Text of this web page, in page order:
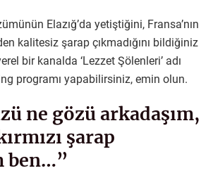
Elazığ’da yetiştiğini, Fransa’nın
kalitesiz şarap çıkmadığını bildiğiniz
bir kanalda ‘Lezzet Şölenleri’ adı
programı yapabilirsiniz, emin olun.
ne gözü arkadaşım,
şarap
ben…”